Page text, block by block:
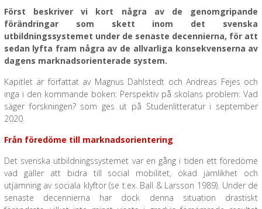
Först beskriver vi kort några av de genomgripande
förändringar som skett inom det svenska
utbildningssystemet under de senaste decennierna, för att
sedan lyfta fram några av de allvarliga konsekvenserna av
dagens marknadsorienterade system.
Kapitlet är författat av Magnus Dahlstedt och Andreas Fejes och
inga i den kommande boken: Perspektiv på skolans problem: Vad
säger forskningen? som ges ut på Studenlitteratur i september
2020.
Från föredöme till marknadsorientering
Det svenska utbildningssystemet var en gång i tiden ett föredöme
vad gäller att bidra till social mobilitet, ökad jämlikhet och
utjämning av sociala klyftor (se t.ex. Ball & Larsson 1989). Under de
senaste decennierna har dock denna situation drastiskt